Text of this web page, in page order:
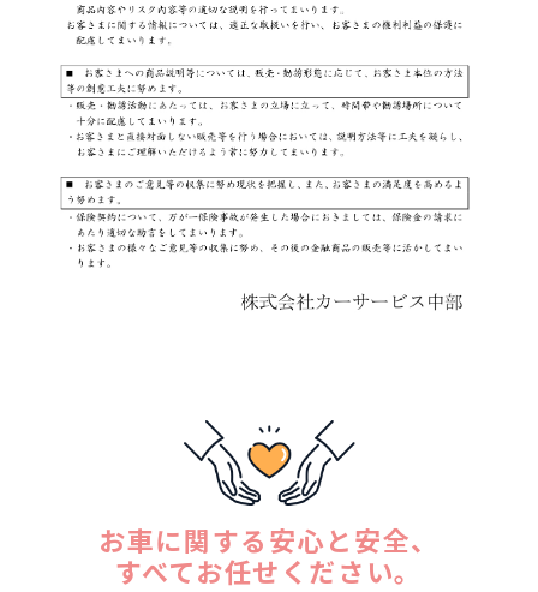
お車に関する安心と安全、
​​​​​​​すべてお任せください。​​​​​​​